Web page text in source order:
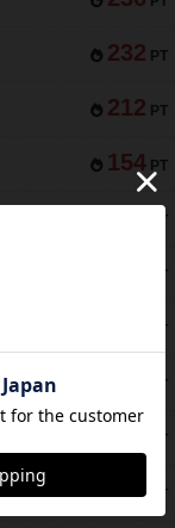
232 PT
212 PT
154 PT
PT
PT
PT
PT
ライト
PT
88 PT